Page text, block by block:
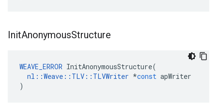
InitAnonymousStructure
WEAVE_ERROR InitAnonymousStructure(
nl ::Weave :: TLV :: TLVWriter *const apWriter
)